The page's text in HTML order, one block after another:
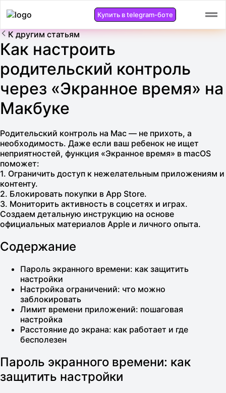
Купить в telegram-боте
К другим статьям
Как настроить
родительский контроль
через «Экранное время» на
Макбуке
Родительский контроль на Mac — не прихоть, а
необходимость. Даже если ваш ребенок не ищет
неприятностей, функция «Экранное время» в macOS
поможет:
1. Ограничить доступ к нежелательным приложениям и
контенту.
2. Блокировать покупки в App Store.
3. Мониторить активность в соцсетях и играх.
Создаем детальную инструкцию на основе
официальных материалов Apple и личного опыта.
Содержание
Пароль экранного времени: как защитить
настройки
Настройка ограничений: что можно
заблокировать
Лимит времени приложений: пошаговая
настройка
Расстояние до экрана: как работает и где
бесполезен
Пароль экранного времени: как
защитить настройки